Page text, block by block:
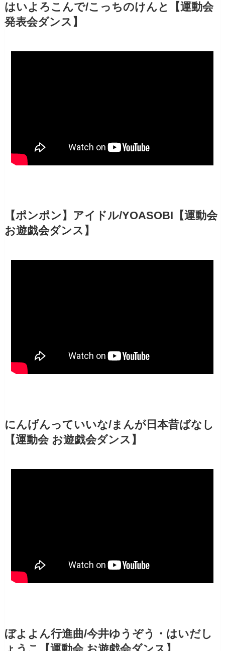
はいよろこんで/こっちのけんと【運動会
発表会ダンス】
【ポンポン】アイドル/YOASOBI【運動会
お遊戯会ダンス】
にんげんっていいな/まんが日本昔ばなし
【運動会 お遊戯会ダンス】
ぼよよん行進曲/今井ゆうぞう・はいだし